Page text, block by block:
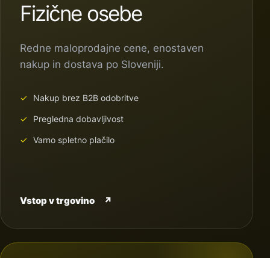
Fizične osebe
Redne maloprodajne cene, enostaven
nakup in dostava po Sloveniji.
Nakup brez B2B odobritve
Pregledna dobavljivost
Varno spletno plačilo
Vstop v trgovino ↗